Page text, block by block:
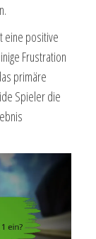
eine positive
Frustration
primäre
Spieler die